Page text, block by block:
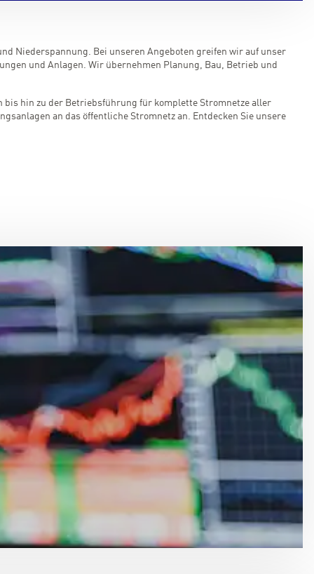
Niederspannung. Bei unseren Angeboten greifen wir auf unser
und Anlagen. Wir übernehmen Planung, Bau, Betrieb und
hin zu der Betriebsführung für komplette Stromnetze aller
an das öffentliche Stromnetz an. Entdecken Sie unsere